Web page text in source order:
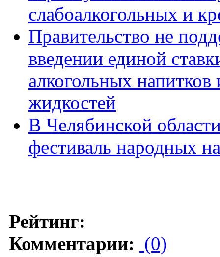
слабоалкогольных и
Правительство не
введении единой
алкогольных
жидкостей
В Челябинской
фестиваль народных
Рейтинг:
Комментарии: (0)